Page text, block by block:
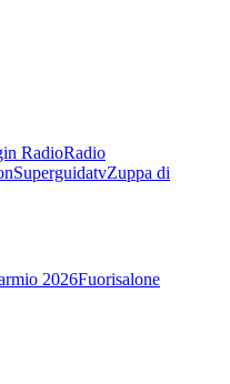
RadioRadio
SuperguidatvZuppa di
2026Fuorisalone